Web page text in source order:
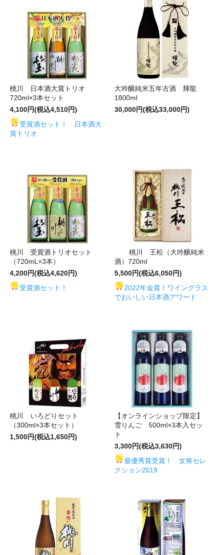
桃川 日本酒大賞トリオ
720ml×3本セット
4,100円(税込4,510円)
受賞酒セット！ 日本酒大
賞トリオ
大吟醸純米五年古酒 輝龍
1800ml
30,000円(税込33,000円)
桃川 受賞酒トリオセット
（720mL×3本）
4,200円(税込4,620円)
受賞酒セット！
桃川 王松（大吟醸純米
酒）720ml
5,500円(税込6,050円)
2022年金賞！ワイングラス
でおいしい日本酒アワード
桃川 いろどりセット
（300ml×3本セット）
1,500円(税込1,650円)
【オンラインショップ限定】
雪りんご 500ml×3本入セッ
ト
3,300円(税込3,630円)
最優秀賞受賞！ 女将セレ
クション2019